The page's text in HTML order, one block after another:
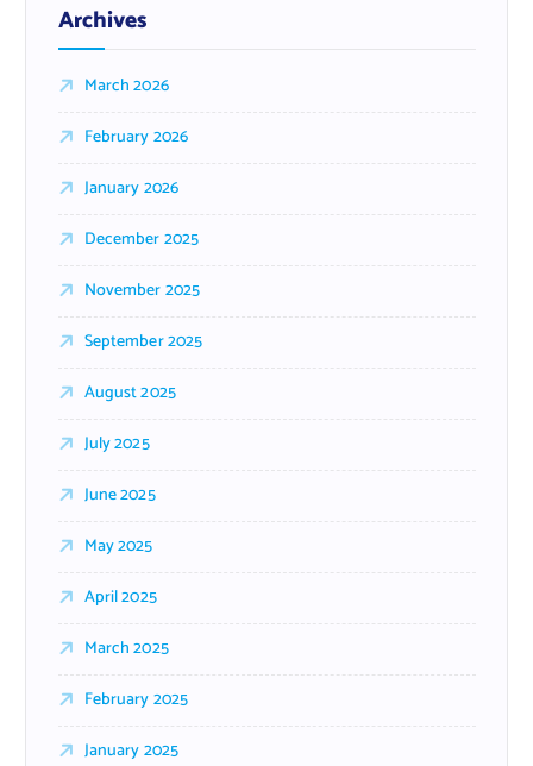
Archives
March 2026
February 2026
January 2026
December 2025
November 2025
September 2025
August 2025
July 2025
June 2025
May 2025
April 2025
March 2025
February 2025
January 2025